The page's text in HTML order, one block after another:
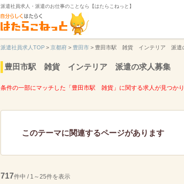
派遣社員求人・派遣のお仕事のことなら【はたらこねっと】
派遣社員求人TOP > 京都府 > 豊田市 > 豊田市駅 雑貨 インテリア 派遣
豊田市駅 雑貨 インテリア 派遣の求人募集
条件の一部にマッチした「豊田市駅 雑貨」に関する求人が見つかり
このテーマに関連するページがあります
717件中 / 1～25件を表示